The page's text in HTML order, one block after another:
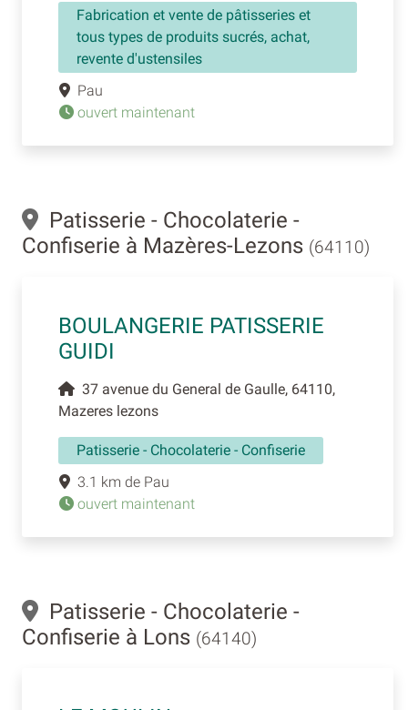
Fabrication et vente de pâtisseries et
tous types de produits sucrés, achat,
revente d'ustensiles
Pau
ouvert maintenant
Patisserie - Chocolaterie -
Confiserie à Mazères-Lezons (64110)
BOULANGERIE PATISSERIE
GUIDI
37 avenue du General de Gaulle, 64110,
Mazeres lezons
Patisserie - Chocolaterie - Confiserie
3.1 km de Pau
ouvert maintenant
Patisserie - Chocolaterie -
Confiserie à Lons (64140)